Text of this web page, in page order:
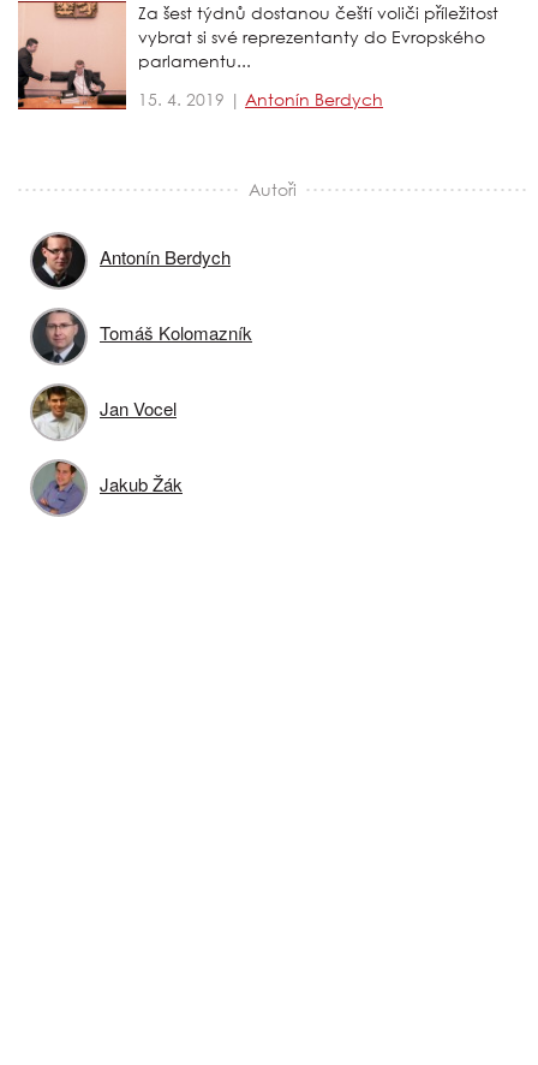
Za šest týdnů dostanou čeští voliči příležitost
vybrat si své reprezentanty do Evropského
parlamentu...
15. 4. 2019 | Antonín Berdych
Autoři
Antonín Berdych
Tomáš Kolomazník
Jan Vocel
Jakub Žák